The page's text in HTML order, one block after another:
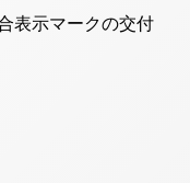
表示マークの交付